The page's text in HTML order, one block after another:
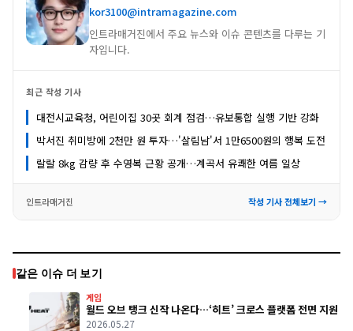
kor3100@intramagazine.com
인트라매거진에서 주요 뉴스와 이슈 콘텐츠를 다루는 기
자입니다.
최근 작성 기사
대전시교육청, 어린이집 30곳 회계 점검…유보통합 실행 기반 강화
박서진 취미방에 2천만 원 투자…'살림남'서 1만6500원의 행복 도전
랄랄 8kg 감량 후 수영복 근황 공개…계곡서 유쾌한 여름 일상
인트라매거진 작성 기사 전체보기 →
같은 이슈 더 보기
게임
월드 오브 탱크 신작 나온다…‘히트’ 크로스 플랫폼 전면 지원
2026.05.27